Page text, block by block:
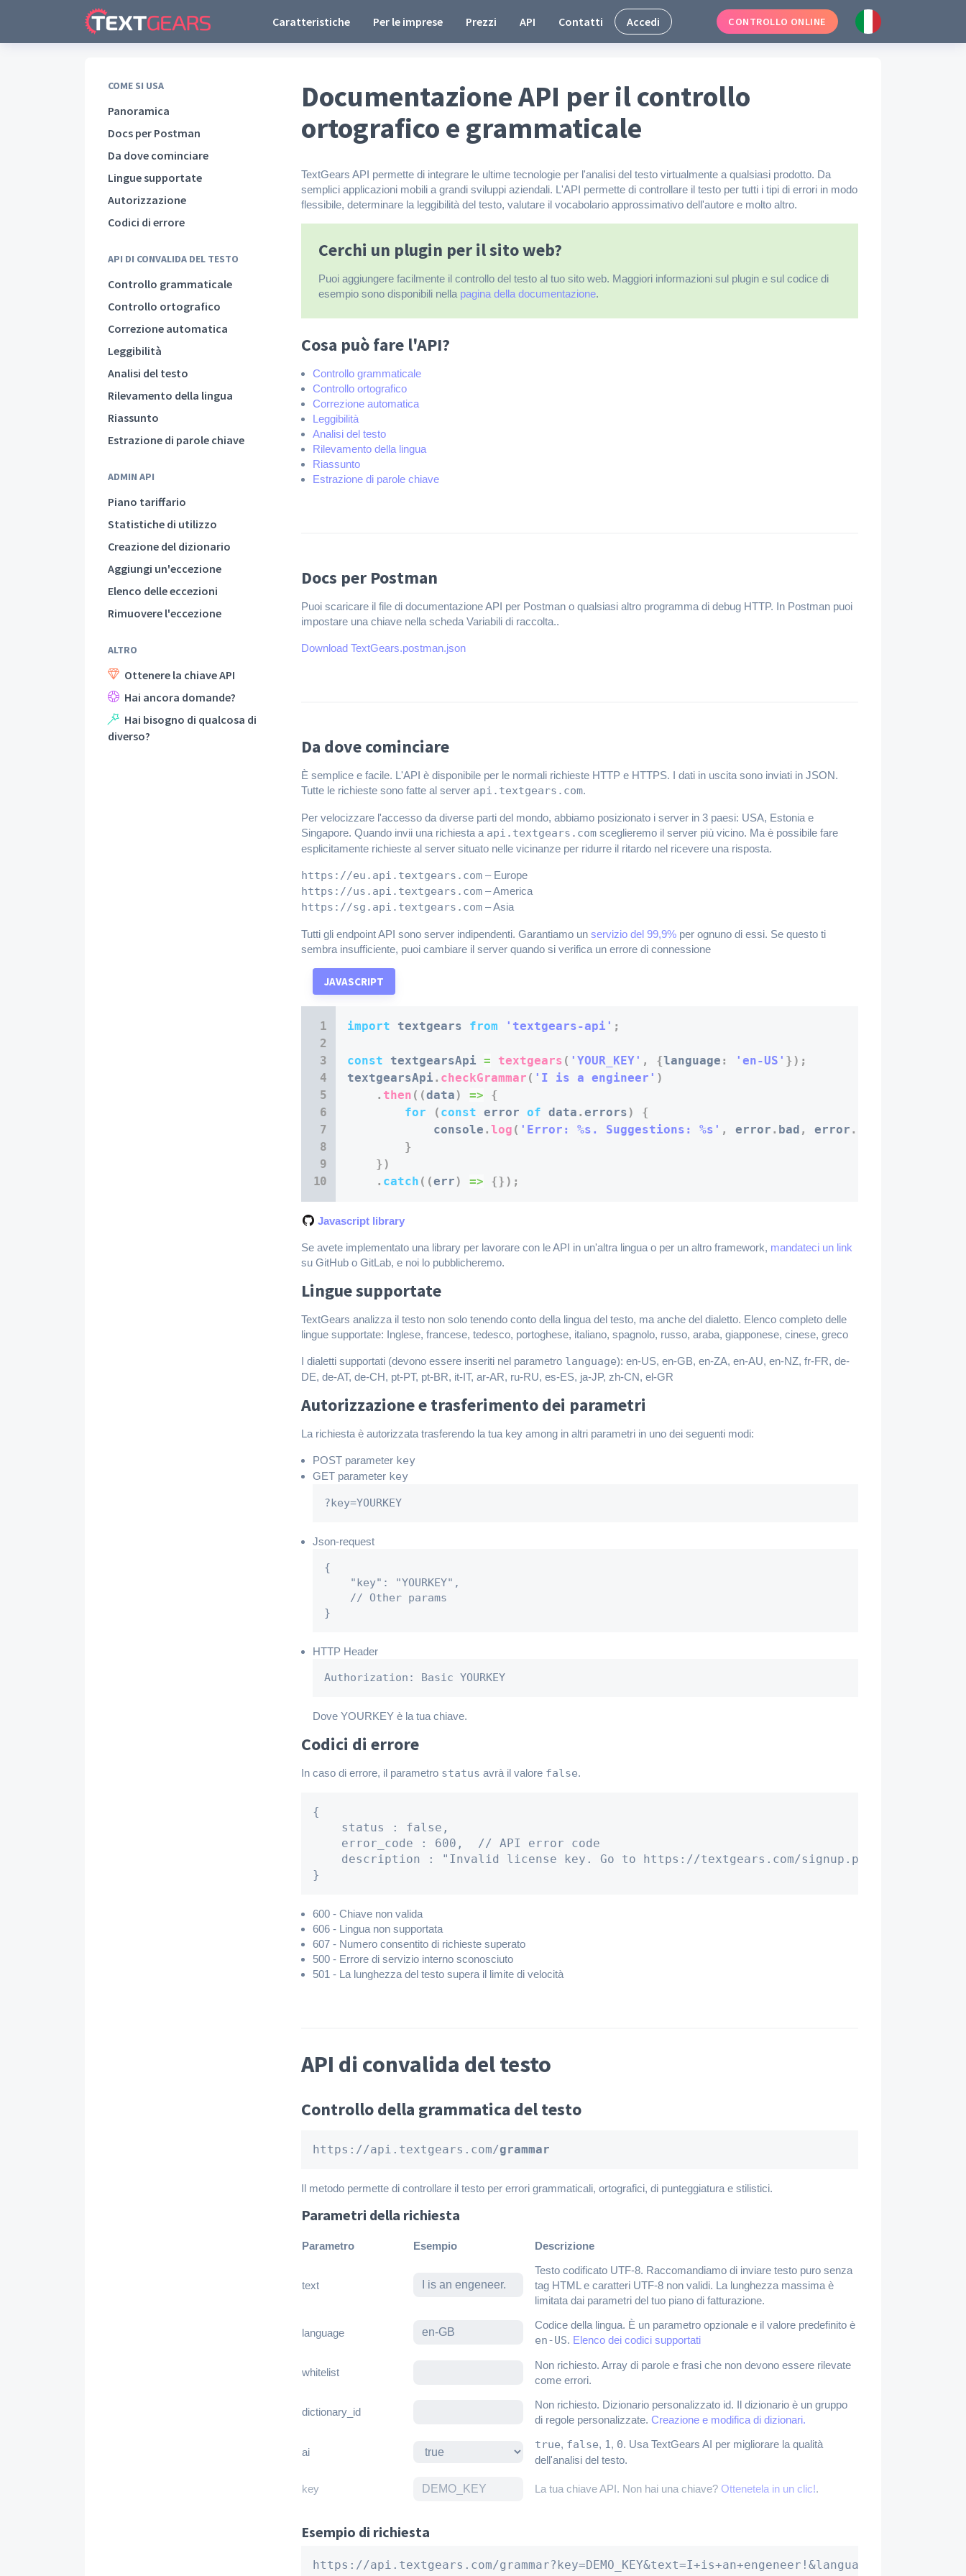
Caratteristiche Per le imprese Prezzi API Contatti Accedi CONTROLLO ONLINE
COME SI USA
Panoramica
Docs per Postman
Da dove cominciare
Lingue supportate
Autorizzazione
Codici di errore
API DI CONVALIDA DEL TESTO
Controllo grammaticale
Controllo ortografico
Correzione automatica
Leggibilità
Analisi del testo
Rilevamento della lingua
Riassunto
Estrazione di parole chiave
ADMIN API
Piano tariffario
Statistiche di utilizzo
Creazione del dizionario
Aggiungi un'eccezione
Elenco delle eccezioni
Rimuovere l'eccezione
ALTRO
Ottenere la chiave API
Hai ancora domande?
Hai bisogno di qualcosa di
diverso?
Documentazione API per il controllo
ortografico e grammaticale
TextGears API permette di integrare le ultime tecnologie per l'analisi del testo virtualmente a qualsiasi prodotto. Da
semplici applicazioni mobili a grandi sviluppi aziendali. L'API permette di controllare il testo per tutti i tipi di errori in modo
flessibile, determinare la leggibilità del testo, valutare il vocabolario approssimativo dell'autore e molto altro.
Cerchi un plugin per il sito web?
Puoi aggiungere facilmente il controllo del testo al tuo sito web. Maggiori informazioni sul plugin e sul codice di
esempio sono disponibili nella pagina della documentazione.
Cosa può fare l'API?
Controllo grammaticale
Controllo ortografico
Correzione automatica
Leggibilità
Analisi del testo
Rilevamento della lingua
Riassunto
Estrazione di parole chiave
Docs per Postman
Puoi scaricare il file di documentazione API per Postman o qualsiasi altro programma di debug HTTP. In Postman puoi
impostare una chiave nella scheda Variabili di raccolta..
Download TextGears.postman.json
Da dove cominciare
È semplice e facile. L'API è disponibile per le normali richieste HTTP e HTTPS. I dati in uscita sono inviati in JSON.
Tutte le richieste sono fatte al server api.textgears.com.
Per velocizzare l'accesso da diverse parti del mondo, abbiamo posizionato i server in 3 paesi: USA, Estonia e
Singapore. Quando invii una richiesta a api.textgears.com sceglieremo il server più vicino. Ma è possibile fare
esplicitamente richieste al server situato nelle vicinanze per ridurre il ritardo nel ricevere una risposta.
https://eu.api.textgears.com – Europe
https://us.api.textgears.com – America
https://sg.api.textgears.com – Asia
Tutti gli endpoint API sono server indipendenti. Garantiamo un servizio del 99,9% per ognuno di essi. Se questo ti
sembra insufficiente, puoi cambiare il server quando si verifica un errore di connessione
JAVASCRIPT
import textgears from 'textgears-api' ;
const textgearsApi = textgears ( 'YOUR_KEY' , {language : 'en-US' }) ;
textgearsApi . checkGrammar ( 'I is a engineer' )
. then ( (data) =>
{
for
( const error of data . errors)
{
            console
. log ( 'Error: %s. Suggestions: %s' , error . bad , error .
}
})
. catch ( (err) => {}) ;
Javascript library
Se avete implementato una library per lavorare con le API in un'altra lingua o per un altro framework, mandateci un link
su GitHub o GitLab, e noi lo pubblicheremo.
Lingue supportate
TextGears analizza il testo non solo tenendo conto della lingua del testo, ma anche del dialetto. Elenco completo delle
lingue supportate: Inglese, francese, tedesco, portoghese, italiano, spagnolo, russo, araba, giapponese, cinese, greco
I dialetti supportati (devono essere inseriti nel parametro language): en-US, en-GB, en-ZA, en-AU, en-NZ, fr-FR, de-
DE, de-AT, de-CH, pt-PT, pt-BR, it-IT, ar-AR, ru-RU, es-ES, ja-JP, zh-CN, el-GR
Autorizzazione e trasferimento dei parametri
La richiesta è autorizzata trasferendo la tua key among in altri parametri in uno dei seguenti modi:
POST parameter key
GET parameter key
?key=YOURKEY
Json-request
{
    "key": "YOURKEY",
    // Other params
}
HTTP Header
Authorization: Basic YOURKEY
Dove YOURKEY è la tua chiave.
Codici di errore
In caso di errore, il parametro status avrà il valore false.
{
    status : false,
    error_code : 600,  // API error code
    description : "Invalid license key. Go to https://textgears.com/signup.php to get one"
}
600 - Chiave non valida
606 - Lingua non supportata
607 - Numero consentito di richieste superato
500 - Errore di servizio interno sconosciuto
501 - La lunghezza del testo supera il limite di velocità
API di convalida del testo
Controllo della grammatica del testo
https://api.textgears.com/grammar
Il metodo permette di controllare il testo per errori grammaticali, ortografici, di punteggiatura e stilistici.
Parametri della richiesta
Parametro Esempio Descrizione
text
Testo codificato UTF-8. Raccomandiamo di inviare testo puro senza
tag HTML e caratteri UTF-8 non validi. La lunghezza massima è
limitata dai parametri del tuo piano di fatturazione.
language
Codice della lingua. È un parametro opzionale e il valore predefinito è
en-US. Elenco dei codici supportati
whitelist
Non richiesto. Array di parole e frasi che non devono essere rilevate
come errori.
dictionary_id
Non richiesto. Dizionario personalizzato id. Il dizionario è un gruppo
di regole personalizzate. Creazione e modifica di dizionari.
ai
true, false, 1, 0. Usa TextGears AI per migliorare la qualità
dell'analisi del testo.
key La tua chiave API. Non hai una chiave? Ottenetela in un clic!.
Esempio di richiesta
https://api.textgears.com/grammar?key=DEMO_KEY&text=I+is+an+engeneer!&language=en-GB